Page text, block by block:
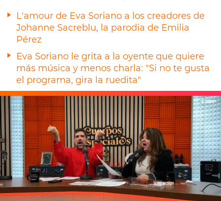
L'amour de Eva Soriano a los creadores de
Johanne Sacreblu, la parodia de Emilia
Pérez
Eva Soriano le grita a la oyente que quiere
más música y menos charla: "Si no te gusta
el programa, gira la ruedita"